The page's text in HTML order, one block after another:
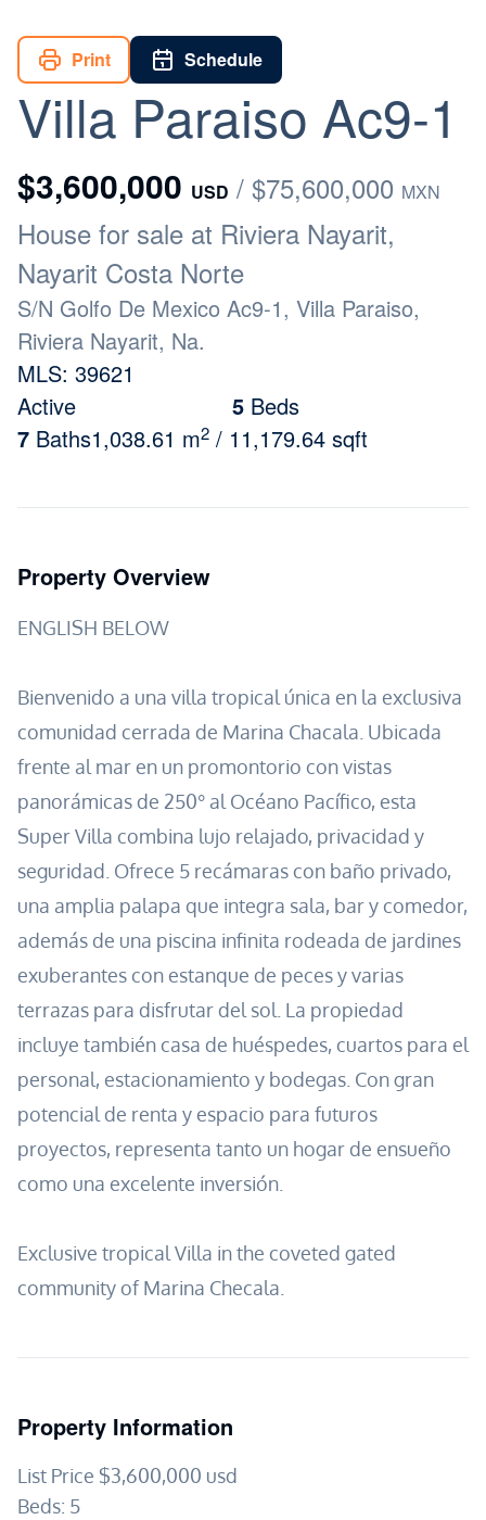
Villa Paraiso Ac9-1
$3,600,000 USD / $75,600,000 MXN
House for sale at Riviera Nayarit,
Nayarit Costa Norte
S/N Golfo De Mexico Ac9-1, Villa Paraiso,
Riviera Nayarit, Na.
MLS: 39621
Active
5 Beds
7 Baths1,038.61 m2 / 11,179.64 sqft
Print Schedule
Property Overview
ENGLISH BELOW
Bienvenido a una villa tropical única en la exclusiva
comunidad cerrada de Marina Chacala. Ubicada
frente al mar en un promontorio con vistas
panorámicas de 250° al Océano Pacífico, esta
Super Villa combina lujo relajado, privacidad y
seguridad. Ofrece 5 recámaras con baño privado,
una amplia palapa que integra sala, bar y comedor,
además de una piscina infinita rodeada de jardines
exuberantes con estanque de peces y varias
terrazas para disfrutar del sol. La propiedad
incluye también casa de huéspedes, cuartos para el
personal, estacionamiento y bodegas. Con gran
potencial de renta y espacio para futuros
proyectos, representa tanto un hogar de ensueño
como una excelente inversión.
Exclusive tropical Villa in the coveted gated
community of Marina Checala.
Property Information
List Price $3,600,000 usd
Beds: 5